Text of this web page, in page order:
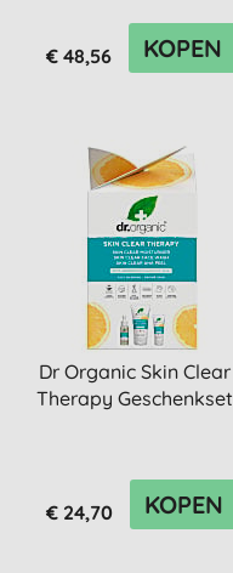
€ 48,56 KOPEN
Dr Organic Skin Clear
Therapy Geschenkset
€ 24,70 KOPEN